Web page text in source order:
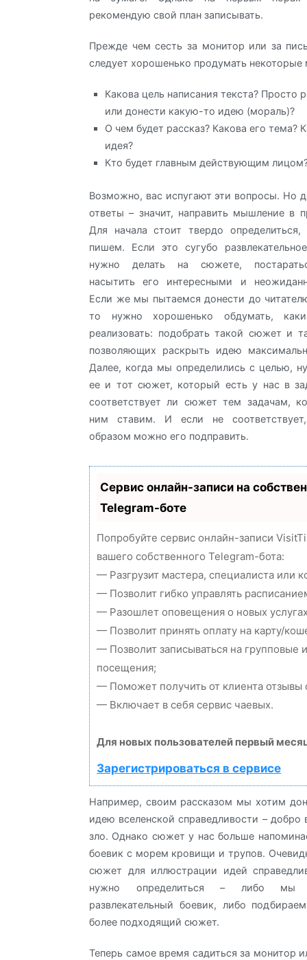
рекомендую свой план записывать.
Прежде чем сесть за монитор или за
следует хорошенько продумать
Какова цель написания текста? Просто
или донести какую-то идею (мораль)?
О чем будет рассказ? Какова его тема?
идея?
Кто будет главным действующим
Возможно, вас испугают эти вопросы. Но
ответы – значит, направить мышление в
Для начала стоит твердо
пишем. Если это сугубо
нужно делать на сюжете,
насытить его интересными и
Если же мы пытаемся донести до
то нужно хорошенько обдумать,
реализовать: подобрать такой сюжет и
позволяющих раскрыть идею
Далее, когда мы определились с целью,
ее и тот сюжет, который есть у нас в
соответствует ли сюжет тем задачам,
ним ставим. И если не
образом можно его подправить.
Сервис онлайн-записи на
Telegram-боте
Попробуйте сервис онлайн-записи
вашего собственного Telegram-бота:
— Разгрузит мастера, специалиста или
— Позволит гибко управлять
— Разошлет оповещения о новых
— Позволит принять оплату на карту/
— Позволит записываться на групповые
посещения;
— Поможет получить от клиента отзывы
— Включает в себя сервис чаевых.
Для новых пользователей первый
Зарегистрироваться в сервисе
Например, своим рассказом мы хотим
идею вселенской справедливости – добро
зло. Однако сюжет у нас больше
боевик с морем кровищи и трупов.
сюжет для иллюстрации идей
нужно определиться – либо мы
развлекательный боевик, либо
более подходящий сюжет.
Теперь самое время садиться за монитор